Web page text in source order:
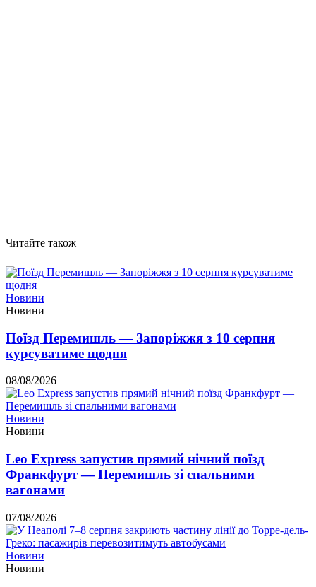
Читайте також
Новини
Новини
Поїзд Перемишль — Запоріжжя з 10 серпня
курсуватиме щодня
08/08/2026
Новини
Новини
Leo Express запустив прямий нічний поїзд
Франкфурт — Перемишль зі спальними
вагонами
07/08/2026
Новини
Новини